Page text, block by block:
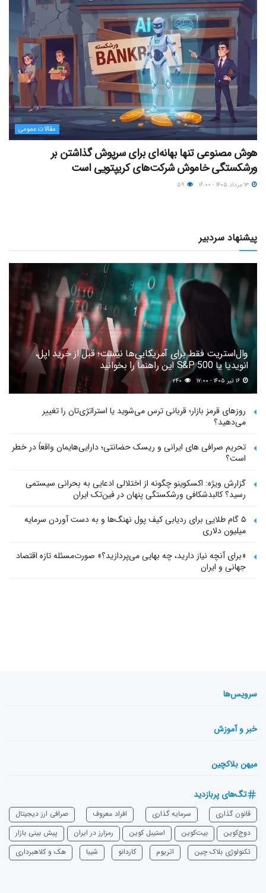
مقالات عمومی
هوش مصنوعی تنها بهانه‌ای برای سرپوش گذاشتن بر
ورشکستگی خاموش شرکت‌های کریپتویی است
پیشنهاد سردبیر
وال‌استریت فقط برای آمریکایی‌ها نیست؛ قبل از خرید اپل،
انویدیا یا S&P 500 این راهنما را بخوانید
۲۴۰
روزهای قرمز بازار؛ قربانی ترس می‌شوید یا استراتژی‌تان را تغییر
می‌دهید؟
تحریم صرافی های ایرانی و ریسک حضانتی؛ دارایی‌هایمان واقعاً در خطر
است؟
گزارش ویژه: اکسکوینو چگونه از اختلالی ادعایی به بحرانی سیستمی
رسید؟ کالبدشکافی ورشکستگی پنهان در فین‌تک ایران
۵ گام طلایی برای ردیابی کیف پول‌ نهنگ‌ها و به دست آوردن سرمایه
میلیون دلاری
«برای آنچه نیاز دارید، چه بهایی می‌پردازید؟» صورت‌مسئله تازه اقتصاد
جهانی و ایران
سرویس‌ها
خبر و آموزش
میهن بلاکچین
تگ‌های پربازدید
قانون گذاری سرمایه‌ گذاری افراد معروف
صرافی ارز دیجیتال
دوج‌کوین
بیت‌کوین استیبل کوین رمزارز در ایران
پیش بینی بازار
تکنولوژی بلاک چین
اتریوم ‌کاردانو شیبا هک و کلاهبرداری